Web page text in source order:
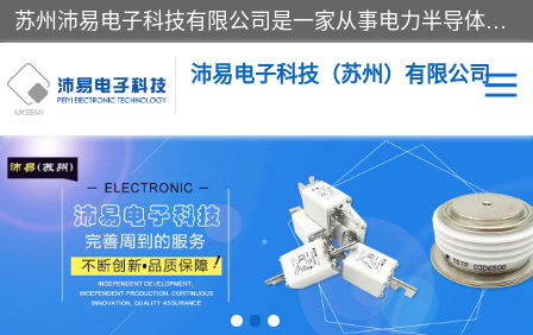
苏州沛易电子科技有限公司是一家从事电力半导体器件和电子元器件的专业代理及分销商，产品包括：IGBT模块、IPM模块、PIM模块、二极管、三极管、可控硅、整流桥、IGBT单管、IGBT电路驱动板、GTR达林顿模块、快恢复二极管、肖特基二极管、熔断器、IC集成电路、快速熔断器等。
沛易电子科技（苏州）有限公司
西门康 英飞凌
快恢复二极管 英飞凌IGBT模块
英飞凌可控硅模块 IXYS艾赛斯可控硅